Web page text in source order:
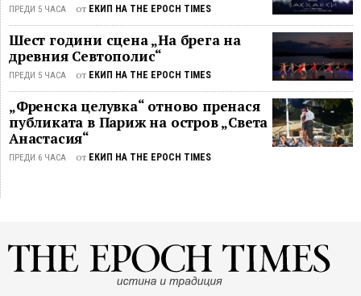
ПРЕДИ 5 ЧАСА от ЕКИП НА THE EPOCH TIMES
Шест години сцена „На брега на
древния Севтополис“
ПРЕДИ 5 ЧАСА от ЕКИП НА THE EPOCH TIMES
„Френска целувка“ отново пренася
публиката в Париж на остров „Света
Анастасия“
ПРЕДИ 6 ЧАСА от ЕКИП НА THE EPOCH TIMES